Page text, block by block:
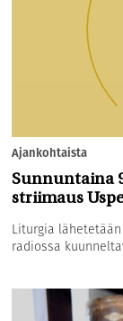
Ajankohtaista
Sunnuntaina
striimaus
Liturgia
radiossa